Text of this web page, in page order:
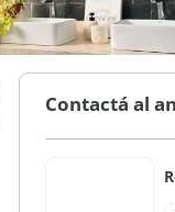
Contactá al